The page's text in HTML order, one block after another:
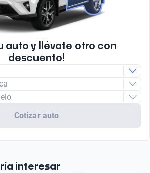
auto y llévate otro con
descuento!
Cotizar auto
interesar